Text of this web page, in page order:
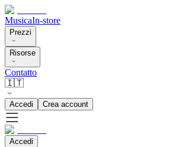
MusicaIn-store
Prezzi
Risorse
Contatto
🇮🇹
Accedi Crea account
Accedi